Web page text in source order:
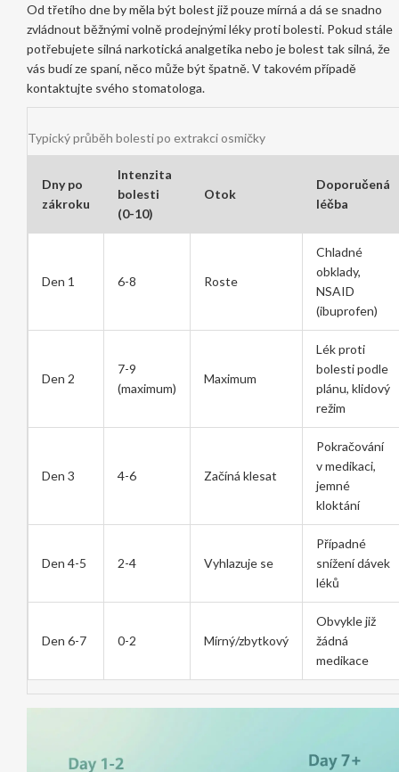
Od třetího dne by měla být bolest již pouze mírná a dá se snadno
zvládnout běžnými volně prodejnými léky proti bolesti. Pokud stále
potřebujete silná narkotická analgetika nebo je bolest tak silná, že
vás budí ze spaní, něco může být špatně. V takovém případě
kontaktujte svého stomatologa.
Typický průběh bolesti po extrakci osmičky
Dny po
zákroku
Intenzita
bolesti
(0-10)
Otok
Doporučená
léčba
Den 1 6-8 Roste
Chladné
obklady,
NSAID
(ibuprofen)
Den 2
7-9
(maximum)
Maximum
Lék proti
bolesti podle
plánu, klidový
režim
Den 3 4-6 Začíná klesat
Pokračování
v medikaci,
jemné
kloktání
Den 4-5 2-4 Vyhlazuje se
Případné
snížení dávek
léků
Den 6-7 0-2 Mírný/zbytkový
Obvykle již
žádná
medikace